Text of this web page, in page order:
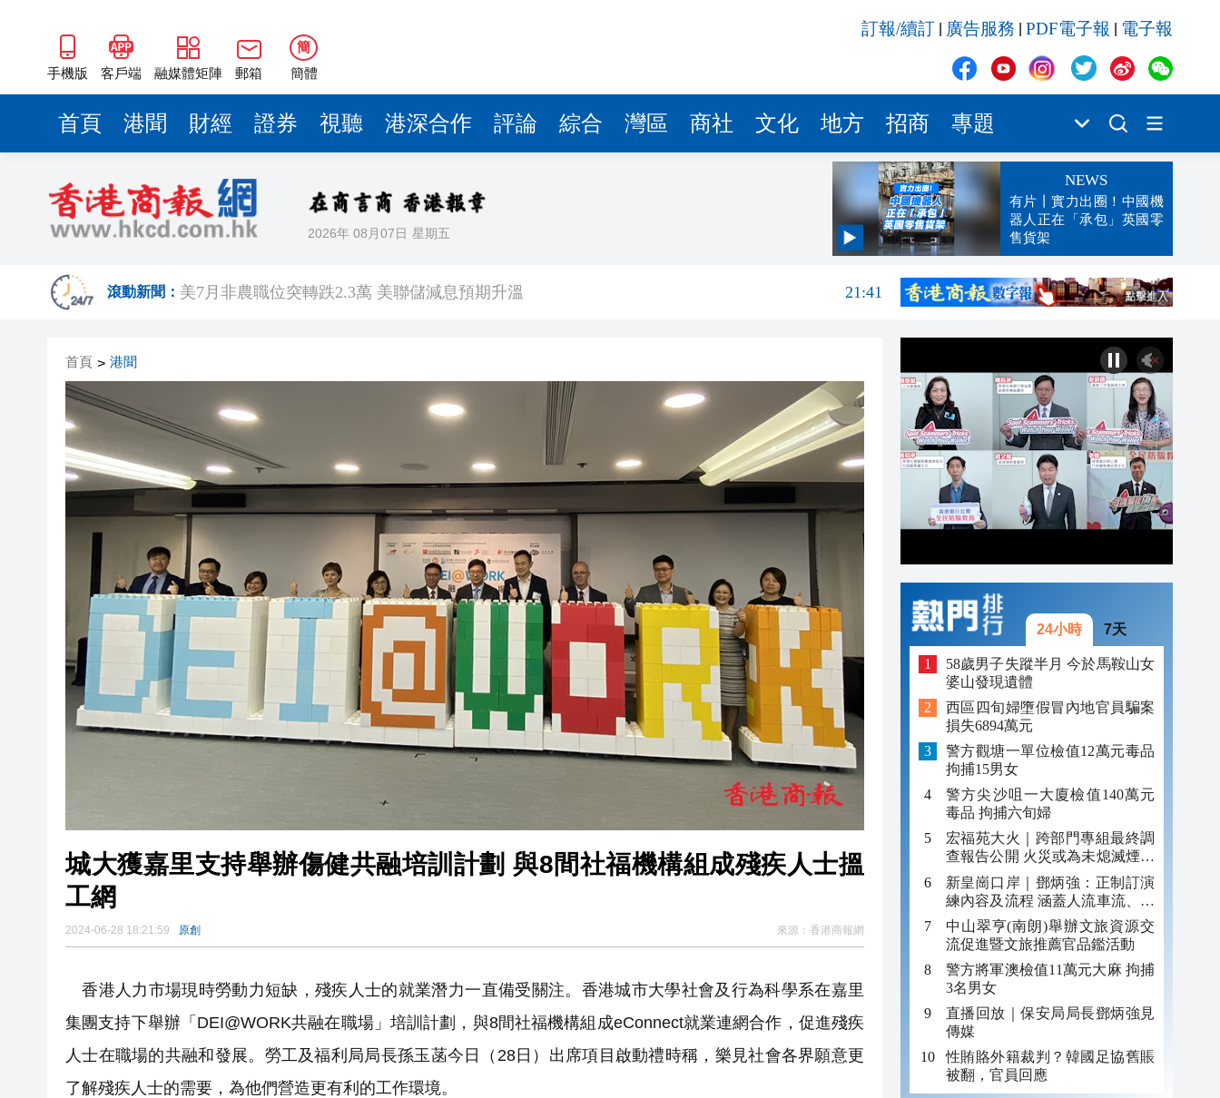
手機版 客戶端 融媒體矩陣 郵箱
簡
簡體
訂報/續訂 廣告服務 PDF電子報 電子報
首頁 港聞 財經 證券 視聽 港深合作 評論 綜合 灣區 商社 文化 地方 招商 專題
2026年 08月07日 星期五
NEWS
有片丨實力出圈！中國機
器人正在「承包」英國零
售貨架
滾動新聞：
21:57
美7月非農職位突轉跌2.3萬 美聯儲減息預期升溫
21:41
有片丨港產AI餐飲服務系統 機場首度登場 旅客讚方便精準
21:01
警方元朗破工廈毒品倉 拘24歲黑幫男 檢100萬元依托咪酯
20:54
市場料美聯儲年底前加息概率超80%
20:39
相約深圳 見證奇蹟 | 科技坐進車廂，公交開成了深圳創新「流動名片」
20:32
首頁 > 港聞
城大獲嘉里支持舉辦傷健共融培訓計劃 與8間社福機構組成殘疾人士搵
工網
2024-06-28 18:21:59 原創 來源： 香港商報網
香港人力市場現時勞動力短缺，殘疾人士的就業潛力一直備受關注。香港城市大學社會及行為科學系在嘉里
集團支持下舉辦「DEI@WORK共融在職場」培訓計劃，與8間社福機構組成eConnect就業連網合作，促進殘疾
人士在職場的共融和發展。勞工及福利局局長孫玉菡今日（28日）出席項目啟動禮時稱，樂見社會各界願意更
了解殘疾人士的需要，為他們營造更有利的工作環境。
24小時 7天
58歲男子失蹤半月 今於馬鞍山女
婆山發現遺體
西區四旬婦墮假冒內地官員騙案
損失6894萬元
警方觀塘一單位檢值12萬元毒品
拘捕15男女
警方尖沙咀一大廈檢值140萬元
毒品 拘捕六旬婦
宏福苑大火｜跨部門專組最終調
查報告公開 火災或為未熄滅煙頭
引發
新皇崗口岸｜鄧炳強：正制訂演
練內容及流程 涵蓋人流車流、緊
急應變等
中山翠亨(南朗)舉辦文旅資源交
流促進暨文旅推薦官品鑑活動
警方將軍澳檢值11萬元大麻 拘捕
3名男女
直播回放｜保安局局長鄧炳強見
傳媒
性賄賂外籍裁判？韓國足協舊賬
被翻，官員回應